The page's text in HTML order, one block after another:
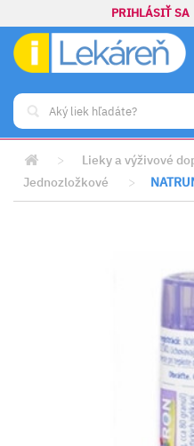
PRIHLÁSIŤ SA
> Lieky a výživové
Jednozložkové
>